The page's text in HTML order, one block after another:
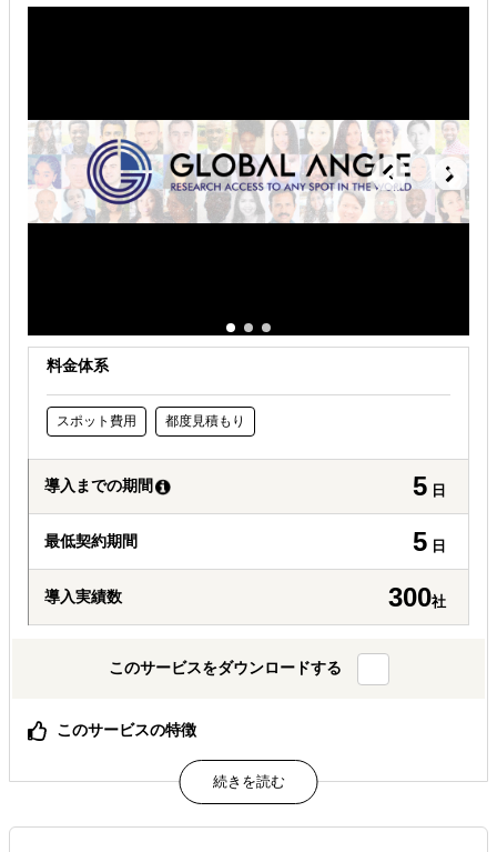
解決できる課題
どの国に進出するべきか決めたい
自社事業に最適な進出形態を知りたい
料金体系
スポット費用 都度見積もり
導入までの期間 5 日
最低契約期間 5 日
導入実績数 300社
このサービスをダウンロードする
このサービスの特徴
【調査の切り出し】GAの特徴の一つは、「調査 の切り出
し」です。現地語 でのちょっとしたリサーチ や、各国各
都市現地の写真 撮影やインタビューなど、 市場調査の一
部をお手伝い します。